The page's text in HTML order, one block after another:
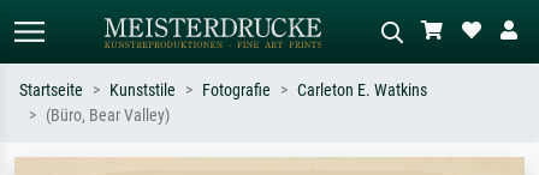
Startseite Kunststile Fotografie
Carleton E. Watkins
(Büro, Bear Valley)